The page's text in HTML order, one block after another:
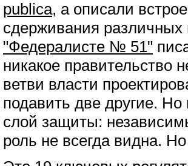
publica, а описали
сдерживания различных
"Федералисте № 51"
никакое правительство
ветви власти
подавить две другие.
слой защиты:
роль не всегда видна.